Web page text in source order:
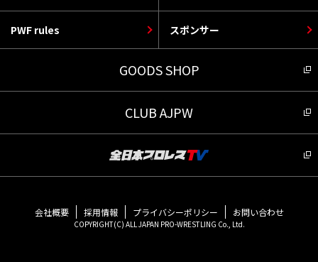
PWF rules スポンサー
GOODS SHOP
CLUB AJPW
会社概要 採用情報 プライバシーポリシー お問い合わせ
COPYRIGHT(C) ALL JAPAN PRO-WRESTLING Co., Ltd.